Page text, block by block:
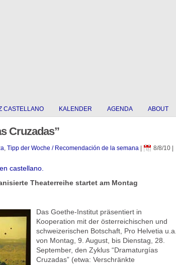
CASTELLANO KALENDER AGENDA ABOUT
Cruzadas”
, Tipp der Woche / Recomendación de la semana| 8/8/10|
castellano.
Theaterreihe startet am Montag
Das Goethe-Institut präsentiert in
Kooperation mit der österreichischen und
schweizerischen Botschaft, Pro Helvetia u.a.
von Montag, 9. August, bis Dienstag, 28.
September, den Zyklus “Dramaturgías
Cruzadas” (etwa: Verschränkte